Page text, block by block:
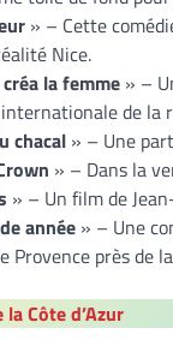
» – Cette
Nice.
la femme » –
de la
chacal » – Une
» – Dans la
» – Un film de
année » – Une
Provence près de
Côte d’Azur